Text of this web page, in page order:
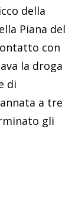
della
Piana del
con
la droga
di
a tre
gli